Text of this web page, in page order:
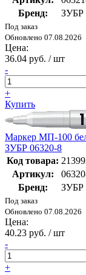
Бренд:
ЗУБР
Под заказ
Обновлено 07.08.2026
Цена:
36.04 руб. / шт
-
+
Купить
Маркер МП-100
ЗУБР 06320-8
Код товара:
Артикул:
Бренд:
ЗУБР
Под заказ
Обновлено 07.08.2026
Цена:
40.23 руб. / шт
-
+